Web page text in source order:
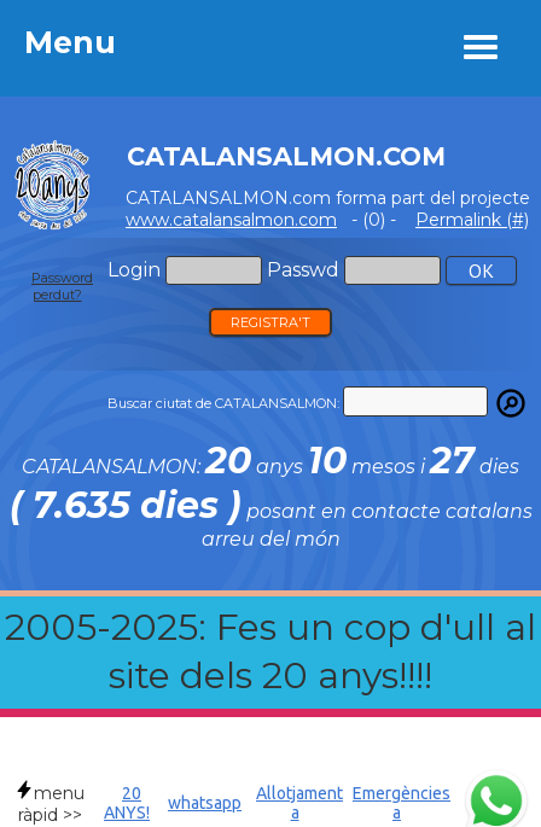
Menu
CATALANSALMON.COM
CATALANSALMON.com forma part del projecte
www.catalansalmon.com - (0) - Permalink (#)
Login Passwd
Password
perdut?
REGISTRA'T
Buscar ciutat de CATALANSALMON:
CATALANSALMON:20 anys 10 mesos i27 dies
( 7.635 dies ) posant en contacte catalans
arreu del món
2005-2025: Fes un cop d'ull al
site dels 20 anys!!!!
Menu
menu
ràpid >>
20
ANYS!
whatsapp
Allotjament
a
Emergències
a